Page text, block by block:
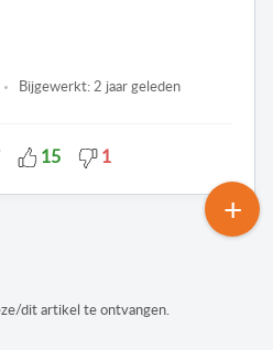
Bijgewerkt:2 jaar geleden
15 1
dit artikel te ontvangen.